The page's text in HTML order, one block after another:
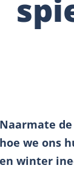
Naarmate
hoe we ons
en winter